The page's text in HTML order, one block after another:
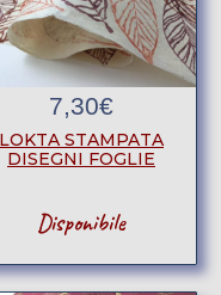
7,30€
LOKTA STAMPATA
DISEGNI FOGLIE
Disponibile